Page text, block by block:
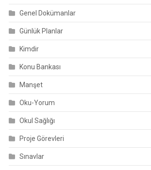
Genel Dokümanlar
Günlük Planlar
Kimdir
Konu Bankası
Manşet
Oku-Yorum
Okul Sağlığı
Proje Görevleri
Sınavlar